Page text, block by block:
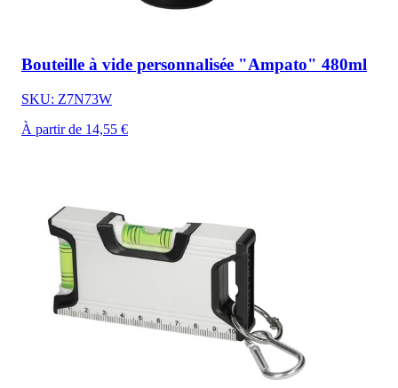
Bouteille à vide personnalisée "Ampato" 480ml
SKU: Z7N73W
À partir de 14,55 €